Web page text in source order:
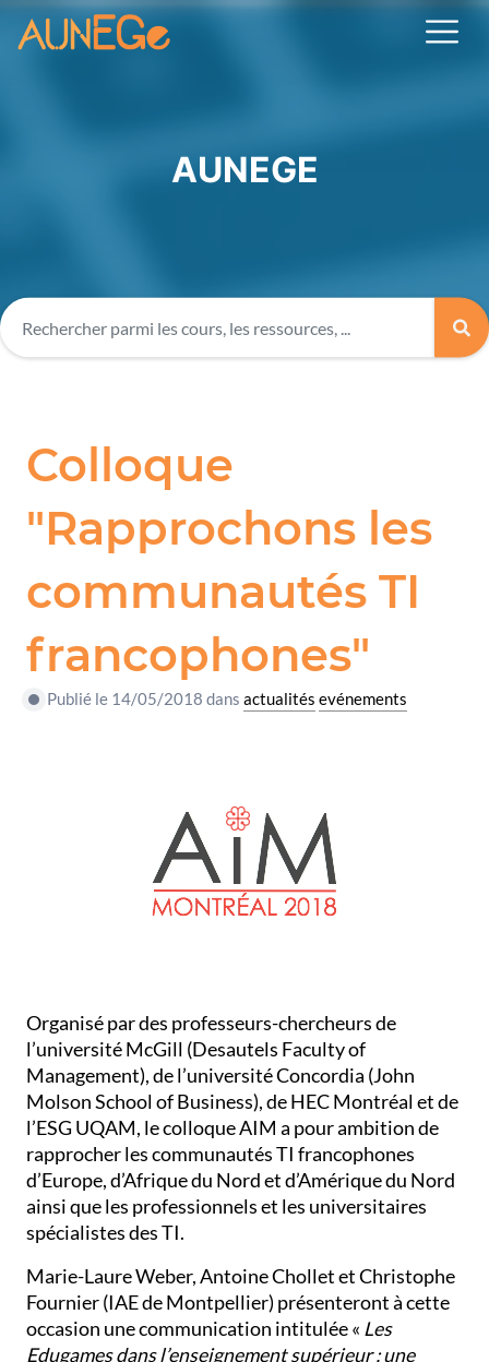
AUNEGE
Colloque
"Rapprochons les
communautés TI
francophones"
Publié le 14/05/2018 dansactualités evénements
Organisé par des professeurs-chercheurs de
l’université McGill (Desautels Faculty of
Management), de l’université Concordia (John
Molson School of Business), de HEC Montréal et de
l’ESG UQAM, le colloque AIM a pour ambition de
rapprocher les communautés TI francophones
d’Europe, d’Afrique du Nord et d’Amérique du Nord
ainsi que les professionnels et les universitaires
spécialistes des TI.
Marie-Laure Weber, Antoine Chollet et Christophe
Fournier (IAE de Montpellier) présenteront à cette
occasion une communication intitulée « Les
Edugames dans l’enseignement supérieur : une